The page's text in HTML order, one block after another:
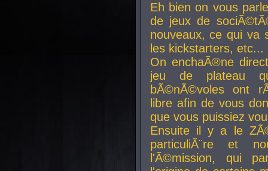
Eh bien on vous
de jeux de
nouveaux, ce qui va
les kickstarters, etc...
On enchaÃ®ne
jeu de plateau
bÃ©nÃ©voles ont
libre afin de vous
que vous puissiez
Ensuite il y a le
particuliÃ¨re et
l'Ã©mission, qui